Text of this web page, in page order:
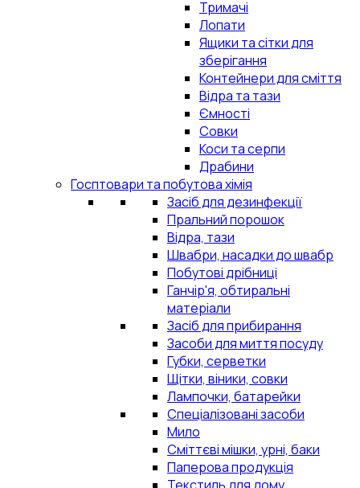
Тримачі
Лопати
Ящики та сітки для
зберігання
Контейнери для сміття
Відра та тази
Ємності
Совки
Коси та серпи
Драбини
Госптовари та побутова хімія
Засіб для дезинфекції
Пральний порошок
Відра, тази
Швабри, насадки до швабр
Побутові дрібниці
Ганчір'я, обтиральні
матеріали
Засіб для прибирання
Засоби для миття посуду
Губки, серветки
Щітки, віники, совки
Лампочки, батарейки
Спеціалізовані засоби
Мило
Сміттєві мішки, урні, баки
Паперова продукція